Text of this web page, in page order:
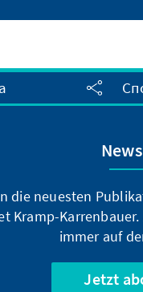
die neuesten
Kramp-
immer auf
Jetzt